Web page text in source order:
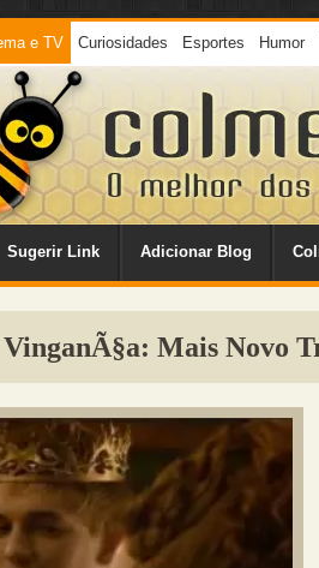
e TV Curiosidades Esportes Humor
Sugerir Link Adicionar Blog
VinganÃ§a: Mais Novo